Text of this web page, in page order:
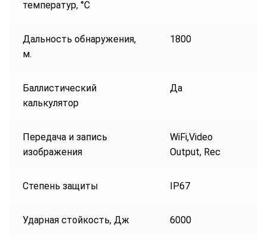
температур, °C
Дальность обнаружения,
м.
1800
Баллистический
калькулятор
Да
Передача и запись
изображения
WiFi,Video
Output, Rec
Степень защиты IP67
Ударная стойкость, Дж 6000